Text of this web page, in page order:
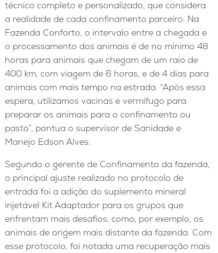
técnico completo e personalizado, que considera
a realidade de cada confinamento parceiro. Na
Fazenda Conforto, o intervalo entre a chegada e
o processamento dos animais é de no mínimo 48
horas para animais que chegam de um raio de
400 km, com viagem de 6 horas, e de 4 dias para
animais com mais tempo na estrada. “Após essa
espera, utilizamos vacinas e vermífugo para
preparar os animais para o confinamento ou
pasto”, pontua o supervisor de Sanidade e
Manejo Edson Alves.
Segundo o gerente de Confinamento da fazenda,
o principal ajuste realizado no protocolo de
entrada foi a adição do suplemento mineral
injetável Kit Adaptador para os grupos que
enfrentam mais desafios, como, por exemplo, os
animais de origem mais distante da fazenda. Com
esse protocolo, foi notada uma recuperação mais